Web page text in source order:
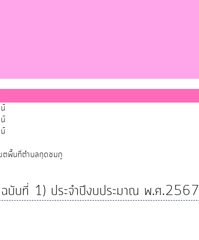
ตพื้นที่ตำบลกุดชมภู
ฉบับที่ 1) ประจำปีงบประมาณ พ.ศ.2567